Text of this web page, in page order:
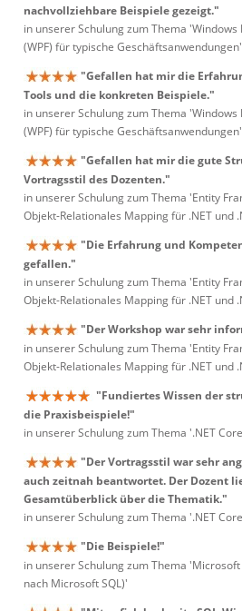
nachvollziehbare Beispiele gezeigt."
in unserer Schulung zum Thema
(WPF) für typische Geschäftsanwendungen'
"Gefallen hat mir die
Tools und die konkreten Beispiele."
in unserer Schulung zum Thema
(WPF) für typische Geschäftsanwendungen'
"Gefallen hat mir die gute
Vortragsstil des Dozenten."
in unserer Schulung zum Thema 'Entity
Objekt-Relationales Mapping für .NET und
"Die Erfahrung und
gefallen."
in unserer Schulung zum Thema 'Entity
Objekt-Relationales Mapping für .NET und
"Der Workshop war sehr
in unserer Schulung zum Thema 'Entity
Objekt-Relationales Mapping für .NET und
"Fundiertes Wissen der
die Praxisbeispiele!"
in unserer Schulung zum Thema '.NET
"Der Vortragsstil war sehr
auch zeitnah beantwortet. Der Dozent
Gesamtüberblick über die Thematik."
in unserer Schulung zum Thema '.NET
"Die Beispiele!"
in unserer Schulung zum Thema
nach Microsoft SQL)'